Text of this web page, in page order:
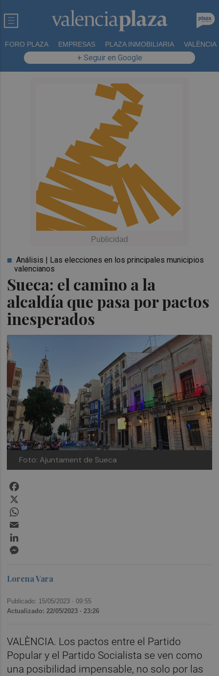
FORO PLAZA EMPRESAS PLAZA INMOBILIARIA VALÈNCIA
+ Seguir en Google
Sueca: el camino a la
alcaldía que pasa por pactos
inesperados
Análisis | Las elecciones en los principales municipios
valencianos
Foto: Ajuntament de Sueca
Lorena Vara
Publicado: 15/05/2023 ·09:55
Actualizado: 22/05/2023 · 23:26
VALÈNCIA. Los pactos entre el Partido
Popular y el Partido Socialista se ven como
una posibilidad impensable, no solo por las